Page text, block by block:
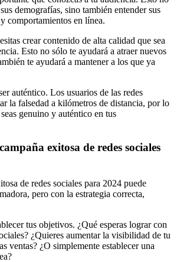
demografías, sino también entender sus
comportamientos en línea.
crear contenido de alta calidad que sea
Esto no sólo te ayudará a atraer nuevos
te ayudará a mantener a los que ya
auténtico. Los usuarios de las redes
la falsedad a kilómetros de distancia, por lo
genuino y auténtico en tus
exitosa de redes sociales
de redes sociales para 2024 puede
pero con la estrategia correcta,
tus objetivos. ¿Qué esperas lograr con
¿Quieres aumentar la visibilidad de tu
ventas? ¿O simplemente establecer una